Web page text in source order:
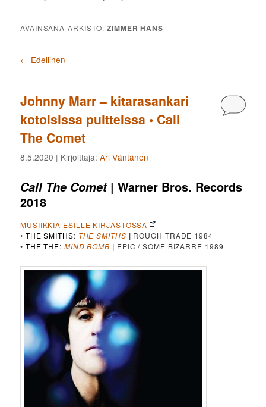
AVAINSANA-ARKISTO:ZIMMER HANS
Artikkelien selaus
← Edellinen
Johnny Marr – kitarasankari
kotoisissa puitteissa • Call
The Comet
8.5.2020 | Kirjoittaja:Ari Väntänen
Call The Comet| Warner Bros. Records
2018
MUSIIKKIA ESILLE KIRJASTOSSA
• THE SMITHS: THE SMITHS | ROUGH TRADE 1984
• THE THE: MIND BOMB | EPIC / SOME BIZARRE 1989